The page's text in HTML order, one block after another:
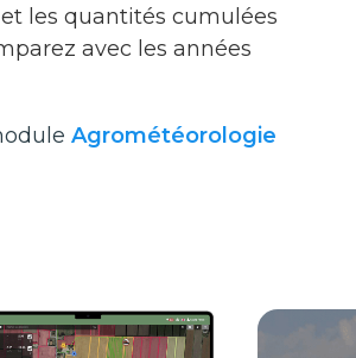
les quantités cumulées
avec les années
Agrométéorologie